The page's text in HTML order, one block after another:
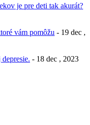
je pre deti tak akurát?
vám pomôžu - 19 dec ,
- 18 dec , 2023